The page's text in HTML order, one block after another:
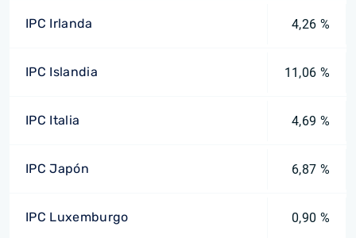
IPC Irlanda 4,26 %
IPC Islandia 11,06 %
IPC Italia 4,69 %
IPC Japón 6,87 %
IPC Luxemburgo 0,90 %